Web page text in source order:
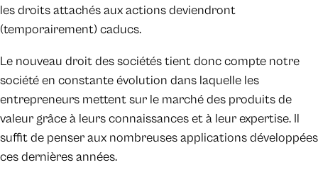
les droits attachés aux actions deviendront
(temporairement) caducs.
Le nouveau droit des sociétés tient donc compte notre
société en constante évolution dans laquelle les
entrepreneurs mettent sur le marché des produits de
valeur grâce à leurs connaissances et à leur expertise. Il
suffit de penser aux nombreuses applications développées
ces dernières années.